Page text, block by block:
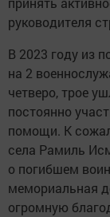
руководителя
В 2023 году из
на 2
четверо, трое
постоянно
помощи. К
села Рамиль
о погибшем
мемориальная
огромную